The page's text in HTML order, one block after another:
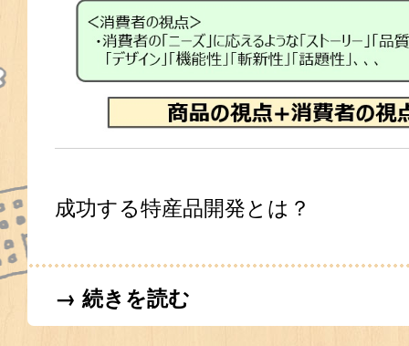
成功する特産品開発とは？
→ 続きを読む